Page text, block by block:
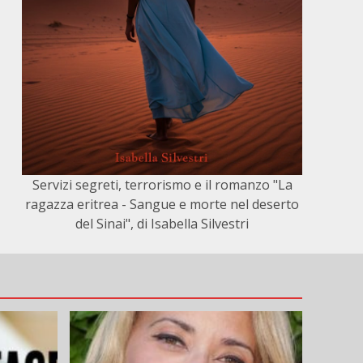
Servizi segreti, terrorismo e il romanzo "La
ragazza eritrea - Sangue e morte nel deserto
del Sinai", di Isabella Silvestri